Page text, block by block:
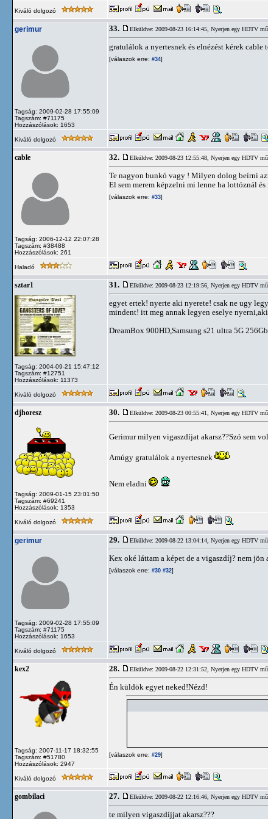
Kiváló dolgozó
gerimur
Tagság: 2009-02-28 17:55:09
Tagszám: #71175
Hozzászólások: 1653
33. Elküldve: 2009-08-23 16:14:45, Nyerjen egy HDTV
gratulálok a nyertesnek és elnézést kérek cable
[válaszok erre: #34]
Kiváló dolgozó
cable
Tagság: 2006-12-12 22:07:28
Tagszám: #38488
Hozzászólások: 261
32. Elküldve: 2009-08-23 12:55:48, Nyerjen egy HDTV
Te nagyon bunkó vagy ! Milyen dolog beírni
El sem merem képzelni mi lenne ha lottóznál
[válaszok erre: #33]
Haladó
sztar1
Tagság: 2004-09-21 15:47:12
Tagszám: #12751
Hozzászólások: 11373
31. Elküldve: 2009-08-23 12:19:56, Nyerjen egy HDTV
egyet ertek! nyerte aki nyerete! csak ne ugy
mindent! itt meg annak legyen eselye
DreamBox 900HD,Samsung s21 ultra 5G
Kiváló dolgozó
djhoresz
Tagság: 2009-01-15 23:01:50
Tagszám: #69241
Hozzászólások: 1353
30. Elküldve: 2009-08-23 00:55:41, Nyerjen egy HDTV
Gerimur milyen vigaszdíjat akarsz??Szó sem
Amúgy gratulálok a nyertesnek
Nem eladni
Kiváló dolgozó
gerimur
Tagság: 2009-02-28 17:55:09
Tagszám: #71175
Hozzászólások: 1653
29. Elküldve: 2009-08-22 13:04:14, Nyerjen egy HDTV
Kex oké láttam a képet de a vigaszdíj? nem jön
[válaszok erre: #30 #32]
Kiváló dolgozó
kex2
Tagság: 2007-11-17 18:32:55
Tagszám: #51780
Hozzászólások: 2947
28. Elküldve: 2009-08-22 12:31:52, Nyerjen egy HDTV
Én küldök egyet neked!Nézd!
[válaszok erre: #29]
Kiváló dolgozó
gombilaci 27. Elküldve: 2009-08-22 12:16:46, Nyerjen egy HDTV
te milyen vigaszdíjjat akarsz???